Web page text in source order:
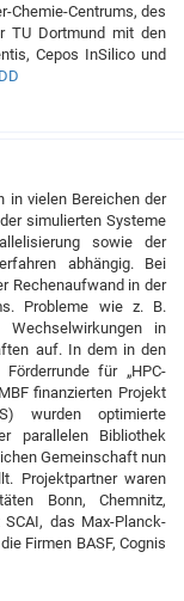
Chemie-Centrums, des
TU Dortmund mit den
Cepos InSilico und
in vielen Bereichen der
simulierten Systeme
sowie der
abhängig. Bei
Rechenaufwand in der
Probleme wie z. B.
in
auf. In dem in den
für „HPC-
finanzierten Projekt
wurden optimierte
parallelen Bibliothek
Gemeinschaft nun
Projektpartner waren
Bonn, Chemnitz,
das Max-Planck-
Firmen BASF, Cognis